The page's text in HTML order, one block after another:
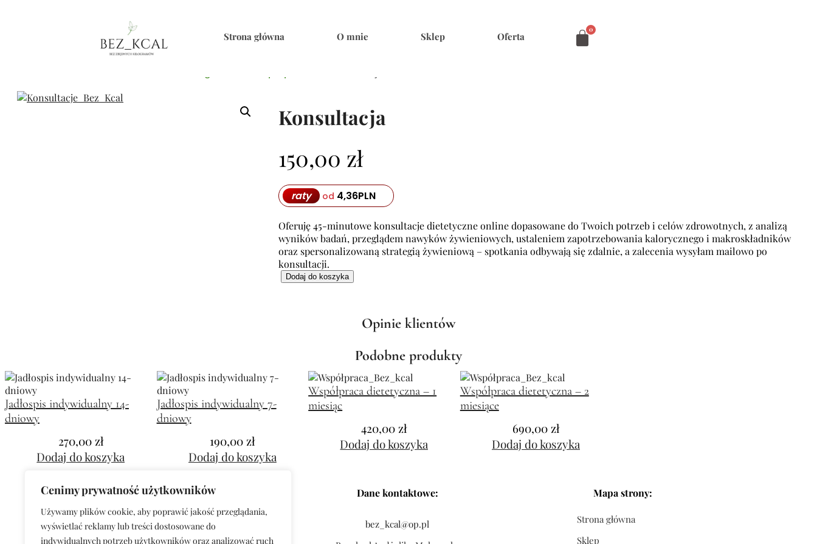
Cenimy prywatność użytkowników
Używamy plików cookie, aby poprawić jakość przeglądania,
wyświetlać reklamy lub treści dostosowane do
indywidualnych potrzeb użytkowników oraz analizować ruch
Strona główna O mnie Sklep Oferta
Konsultacja
150,00 zł
raty od 4,36PLN
Oferuję 45-minutowe konsultacje dietetyczne online dopasowane do Twoich potrzeb i celów zdrowotnych, z analizą
wyników badań, przeglądem nawyków żywieniowych, ustaleniem zapotrzebowania kalorycznego i makroskładników
oraz spersonalizowaną strategią żywieniową – spotkania odbywają się zdalnie, a zalecenia wysyłam mailowo po
konsultacji.
Dodaj do koszyka
Opinie klientów
Podobne produkty
Jadłospis indywidualny 14-
dniowy
270,00 zł
Dodaj do koszyka
Jadłospis indywidualny 7-
dniowy
190,00 zł
Dodaj do koszyka
Współpraca dietetyczna – 1
miesiąc
420,00 zł
Dodaj do koszyka
Współpraca dietetyczna – 2
miesiące
690,00 zł
Dodaj do koszyka
Sprawdź moje social media: Dane kontaktowe:
bez_kcal@op.pl
Mapa strony:
Strona główna
Sklep